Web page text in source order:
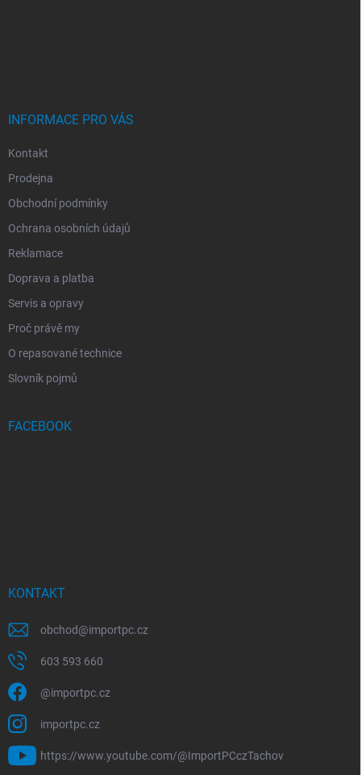
INFORMACE PRO VÁS
Kontakt
Prodejna
Obchodní podmínky
Ochrana osobních údajů
Reklamace
Doprava a platba
Servis a opravy
Proč právě my
O repasované technice
Slovník pojmů
FACEBOOK
KONTAKT
obchod@importpc.cz
603 593 660
@importpc.cz
importpc.cz
https://www.youtube.com/@ImportPCczTachov